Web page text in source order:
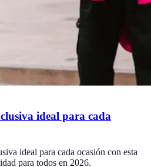
ideal para cada
ideal para cada ocasión con esta
para todos en 2026.